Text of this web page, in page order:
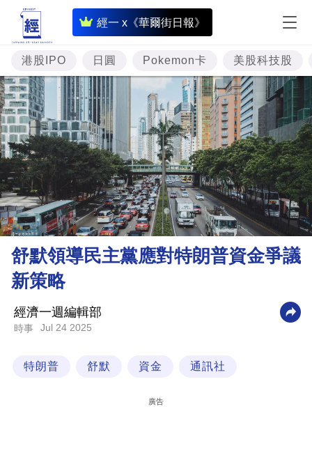
經一 x《華爾街日報》
即
時
財
經
專
題
投
資
樓
市
理
財
業
科
港股IPO 日圓 Pokemon卡 美股科技股
舒默領導民主黨應對特朗普資金爭議
新策略
經濟一週編輯部
時事 Jul 24 2025
特朗普 舒默 資金 通訊社
廣告